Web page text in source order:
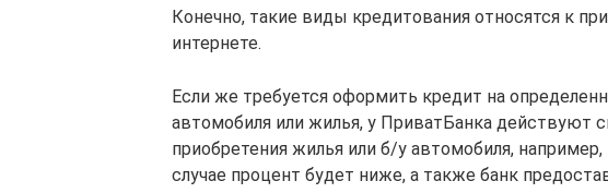
Конечно, такие виды кредитования относятся к
интернете.
Если же требуется оформить кредит на
автомобиля или жилья, у ПриватБанка действуют
приобретения жилья или б/у автомобиля,
случае процент будет ниже, а также банк